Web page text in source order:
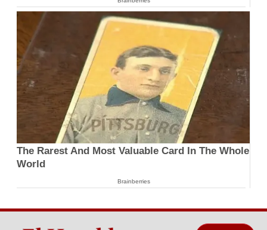
The Rarest And Most Valuable Card In The Whole
World
Brainberries